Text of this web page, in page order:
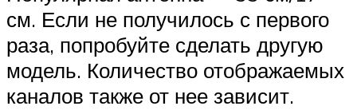
см. Если не получилось с первого
раза, попробуйте сделать другую
модель. Количество отображаемых
каналов также от нее зависит.